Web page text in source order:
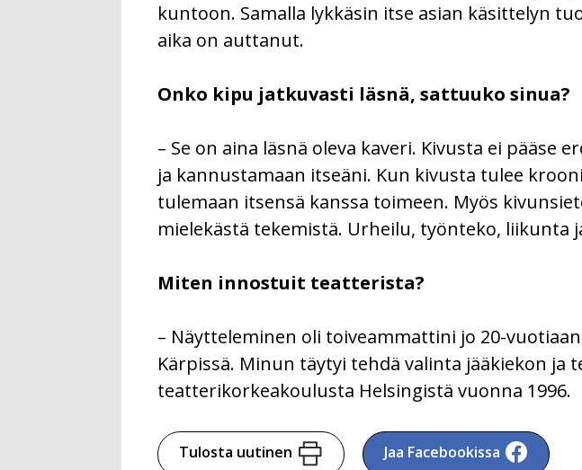
kuntoon. Samalla lykkäsin itse asian käsittelyn
aika on auttanut.
Onko kipu jatkuvasti läsnä, sattuuko sinua?
– Se on aina läsnä oleva kaveri. Kivusta ei
ja kannustamaan itseäni. Kun kivusta tulee
tulemaan itsensä kanssa toimeen. Myös
mielekästä tekemistä. Urheilu, työnteko, liikunta
Miten innostuit teatterista?
– Näytteleminen oli toiveammattini jo 20-
Kärpissä. Minun täytyi tehdä valinta jääkiekon
teatterikorkeakoulusta Helsingistä vuonna 1996.
Tulosta uutinen Jaa Facebookissa